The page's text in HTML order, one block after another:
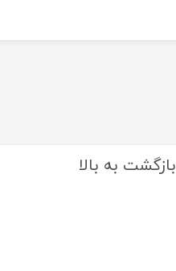
بازگشت به بالا